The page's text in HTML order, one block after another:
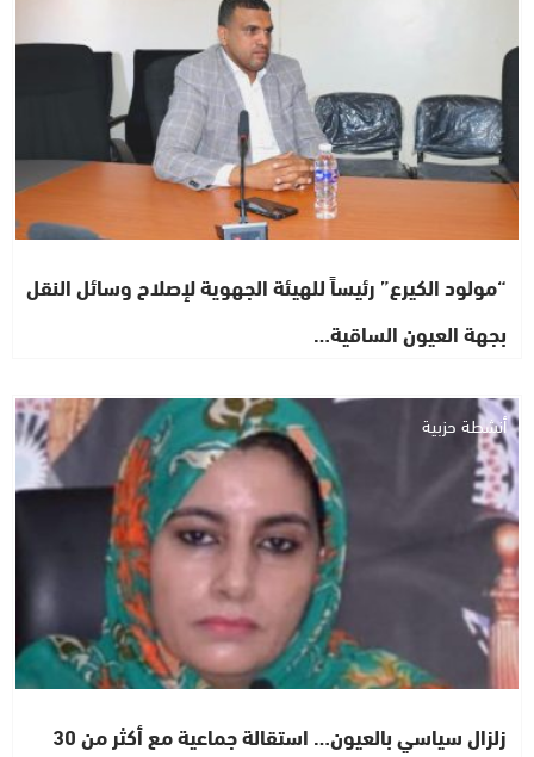
“مولود الكيرع” رئيساً للهيئة الجهوية لإصلاح وسائل النقل
بجهة العيون الساقية…
أنشطة حزبية
زلزال سياسي بالعيون… استقالة جماعية مع أكثر من 30